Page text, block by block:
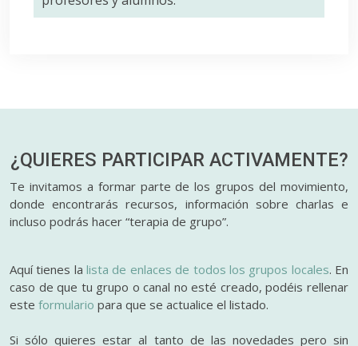
¿QUIERES PARTICIPAR ACTIVAMENTE?
Te invitamos a formar parte de los grupos del movimiento,
donde encontrarás recursos, información sobre charlas e
incluso podrás hacer “terapia de grupo”.
Aquí tienes lalista de enlaces de todos los grupos locales. En
caso de que tu grupo o canal no esté creado, podéis rellenar
este formulario para que se actualice el listado.
Si sólo quieres estar al tanto de las novedades pero sin